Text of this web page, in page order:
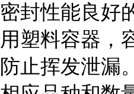
密封性能良好
用塑料容器，
防止挥发泄漏